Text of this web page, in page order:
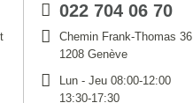
022 704 06 70
Chemin Frank-Thomas 36
1208 Genève
Lun - Jeu 08:00-12:00
13:30-17:30